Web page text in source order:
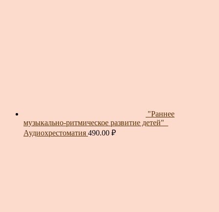
"Раннее
музыкально-ритмическое развитие детей"_
Аудиохрестоматия 490.00 ₽